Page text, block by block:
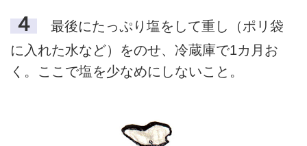
４
最後にたっぷり塩をして重し（ポリ袋
に入れた水など）をのせ、冷蔵庫で1カ月お
く。ここで塩を少なめにしないこと。